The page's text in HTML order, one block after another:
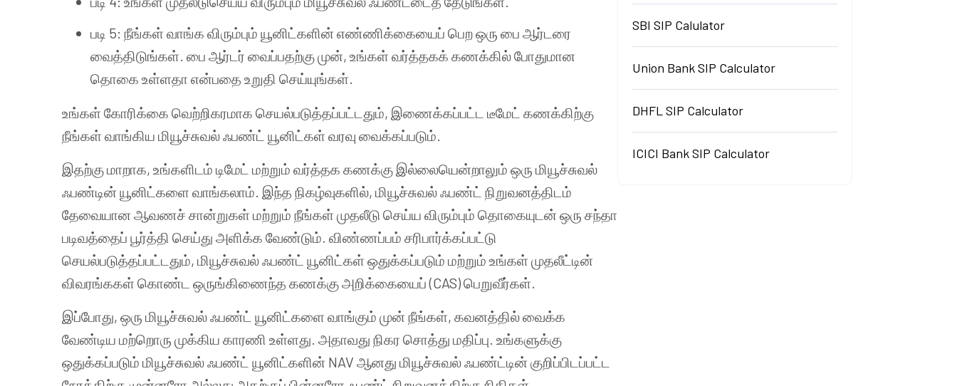
படி 5: நீங்கள் வாங்க விரும்பும் யூனிட்களின் எண்ணிக்கையைப் பெற ஒரு பை ஆர்டரை
வைத்திடுங்கள். பை ஆர்டர் வைப்பதற்கு முன், உங்கள் வர்த்தகக் கணக்கில் போதுமான
தொகை உள்ளதா என்பதை உறுதி செய்யுங்கள்.
உங்கள் கோரிக்கை வெற்றிகரமாக செயல்படுத்தப்பட்டதும், இணைக்கப்பட்ட டீமேட் கணக்கிற்கு
நீங்கள் வாங்கிய மியூச்சுவல் ஃபண்ட் யூனிட்கள் வரவு வைக்கப்படும்.
இதற்கு மாறாக, உங்களிடம் டிமேட் மற்றும் வர்த்தக கணக்கு இல்லையென்றாலும் ஒரு மியூச்சுவல்
ஃபண்டின் யூனிட்களை வாங்கலாம். இந்த நிகழ்வுகளில், மியூச்சுவல் ஃபண்ட் நிறுவனத்திடம்
தேவையான ஆவணச் சான்றுகள் மற்றும் நீங்கள் முதலீடு செய்ய விரும்பும் தொகையுடன் ஒரு சந்தா
படிவத்தைப் பூர்த்தி செய்து அளிக்க வேண்டும். விண்ணப்பம் சரிபார்க்கப்பட்டு
செயல்படுத்தப்பட்டதும், மியூச்சுவல் ஃபண்ட் யூனிட்கள் ஒதுக்கப்படும் மற்றும் உங்கள் முதலீட்டின்
விவரங்ககள் கொண்ட ஒருங்கிணைந்த கணக்கு அறிக்கையைப் (CAS) பெறுவீர்கள்.
இப்போது, ஒரு மியூச்சுவல் ஃபண்ட் யூனிட்களை வாங்கும் முன் நீங்கள், கவனத்தில் வைக்க
வேண்டிய மற்றொரு முக்கிய காரணி உள்ளது. அதாவது நிகர சொத்து மதிப்பு. உங்களுக்கு
ஒதுக்கப்படும் மியூச்சுவல் ஃபண்ட் யூனிட்களின் NAV ஆனது மியூச்சுவல் ஃபண்ட்டின் குறிப்பிடப்பட்ட
SBI SIP Calulator
Union Bank SIP Calculator
DHFL SIP Calculator
ICICI Bank SIP Calculator